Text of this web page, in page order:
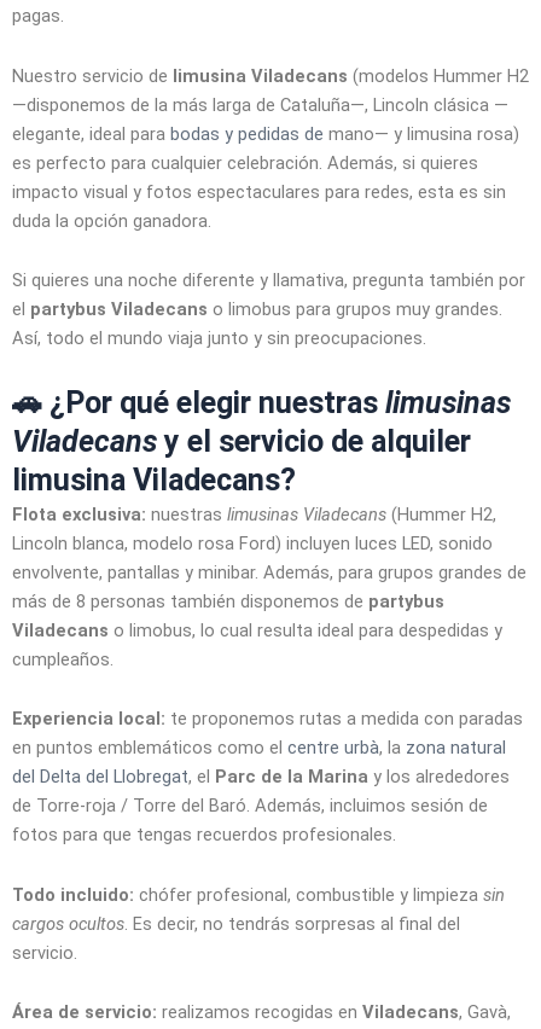
pagas.
Nuestro servicio de limusina Viladecans (modelos Hummer H2
—disponemos de la más larga de Cataluña—, Lincoln clásica —
elegante, ideal para bodas y pedidas de mano— y limusina rosa)
es perfecto para cualquier celebración. Además, si quieres
impacto visual y fotos espectaculares para redes, esta es sin
duda la opción ganadora.
Si quieres una noche diferente y llamativa, pregunta también por
el partybus Viladecans o limobus para grupos muy grandes.
Así, todo el mundo viaja junto y sin preocupaciones.
🚗 ¿Por qué elegir nuestras limusinas
Viladecansy el servicio de alquiler
limusina Viladecans?
Flota exclusiva: nuestras limusinas Viladecans (Hummer H2,
Lincoln blanca, modelo rosa Ford) incluyen luces LED, sonido
envolvente, pantallas y minibar. Además, para grupos grandes de
más de 8 personas también disponemos de partybus
Viladecans o limobus, lo cual resulta ideal para despedidas y
cumpleaños.
Experiencia local: te proponemos rutas a medida con paradas
en puntos emblemáticos como el centre urbà, la zona natural
del Delta del Llobregat, el Parc de la Marina y los alrededores
de Torre-roja / Torre del Baró. Además, incluimos sesión de
fotos para que tengas recuerdos profesionales.
Todo incluido: chófer profesional, combustible y limpieza sin
cargos ocultos. Es decir, no tendrás sorpresas al final del
servicio.
Área de servicio: realizamos recogidas en Viladecans, Gavà,